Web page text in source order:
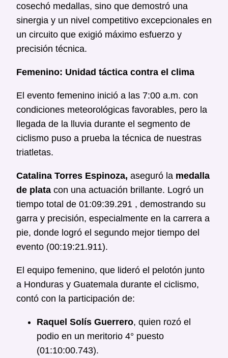
cosechó medallas, sino que demostró una
sinergia y un nivel competitivo excepcionales en
un circuito que exigió máximo esfuerzo y
precisión técnica.
Femenino: Unidad táctica contra el clima
El evento femenino inició a las 7:00 a.m. con
condiciones meteorológicas favorables, pero la
llegada de la lluvia durante el segmento de
ciclismo puso a prueba la técnica de nuestras
triatletas.
Catalina Torres Espinoza, aseguró la medalla
de plata con una actuación brillante. Logró un
tiempo total de 01:09:39.291 , demostrando su
garra y precisión, especialmente en la carrera a
pie, donde logró el segundo mejor tiempo del
evento (00:19:21.911).
El equipo femenino, que lideró el pelotón junto
a Honduras y Guatemala durante el ciclismo,
contó con la participación de:
Raquel Solís Guerrero, quien rozó el
podio en un meritorio 4° puesto
(01:10:00.743).